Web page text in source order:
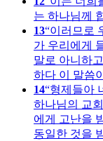
는 하나님께
13 이러므로
가 우리에게
말로 아니하
하다 이 말씀
14 형제들아
하나님의 교
에게 고난을
동일한 것을